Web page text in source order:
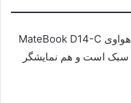
دومین گزینه در این بازه قیمتی لپ تاپ هواوی MateBook D14-C
است و هم نمایشگر